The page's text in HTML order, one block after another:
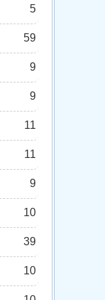
5
59
9
9
11
11
9
10
39
10